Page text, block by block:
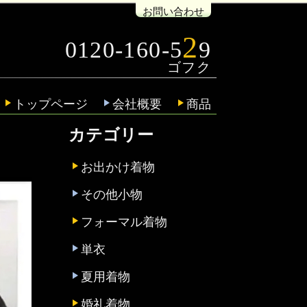
お問い合わせ
0120-160-529
トップページ 会社概要
商品
カテゴリー
お出かけ着物
その他小物
フォーマル着物
単衣
夏用着物
婚礼着物